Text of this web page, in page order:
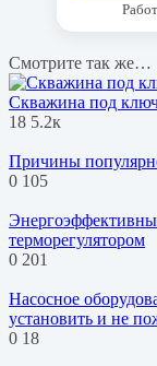
Смотрите так же…
Скважина под
18 5.2к
Причины
0 105
терморегулятором
0 201
Насосное
установить и не
0 18